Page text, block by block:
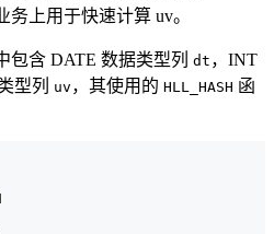
上用于快速计算 uv。
包含 DATE 数据类型列 dt ，INT
型列 uv ，其使用的 HLL_HASH 函